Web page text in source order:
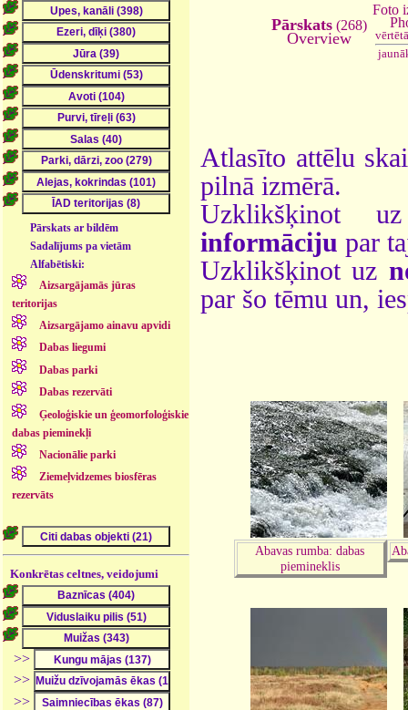
Pārskats ar bildēm
Sadalījums pa vietām
Alfabētiski:
Aizsargājamās jūras
teritorijas
Aizsargājamo ainavu apvidi
Dabas liegumi
Dabas parki
Dabas rezervāti
Ģeoloģiskie un ģeomorfoloģiskie
dabas pieminekļi
Nacionālie parki
Ziemeļvidzemes biosfēras
rezervāts
Konkrētas celtnes, veidojumi
>>
>>
>>
Pārskats (268)
Overview
Foto
Atlasīto attēlu
pilnā izmērā.
Uzklikšķinot
informāciju par
Uzklikšķinot uz
par šo tēmu un,
Abavas rumba: dabas
piemineklis